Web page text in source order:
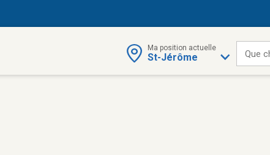
Ma position actuelle
St-Jérôme Que